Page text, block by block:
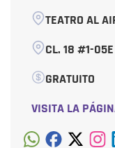
TEATRO AL
CL. 18 #1-05E
GRATUITO
VISITA LA